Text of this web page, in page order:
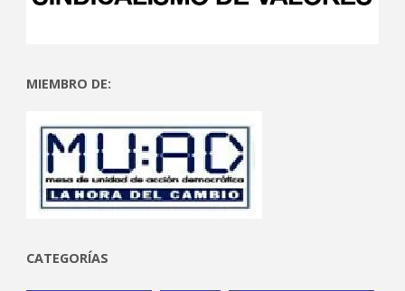
MIEMBRO DE:
CATEGORÍAS